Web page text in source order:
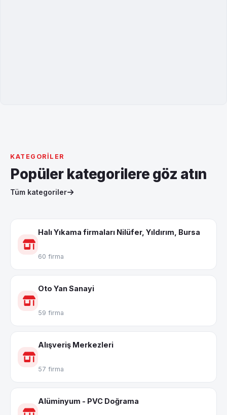
KATEGORILER
Popüler kategorilere göz atın
Tüm kategoriler
Halı Yıkama firmaları Nilüfer, Yıldırım, Bursa
60 firma
Oto Yan Sanayi
59 firma
Alışveriş Merkezleri
57 firma
Alüminyum - PVC Doğrama